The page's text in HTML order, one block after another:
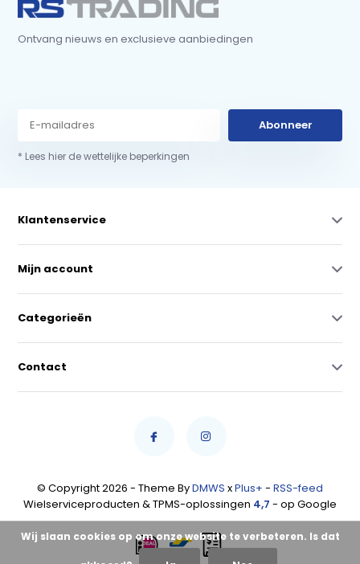
Ontvang nieuws en exclusieve aanbiedingen
Abonneer
* Lees hier de wettelijke beperkingen
Klantenservice
Mijn account
Categorieën
Contact
© Copyright 2026 - Theme ByDMWS xPlus+ - RSS-feed
Wielserviceproducten & TPMS-oplossingen 4,7 - op Google
Wij slaan cookies op om onze website te verbeteren. Is dat